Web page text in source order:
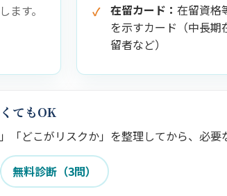
ます。
在留カード：在留資格
を示すカード（中長期
留者など）
てもOK
「どこがリスクか」を整理してから、必要
無料診断（3問）